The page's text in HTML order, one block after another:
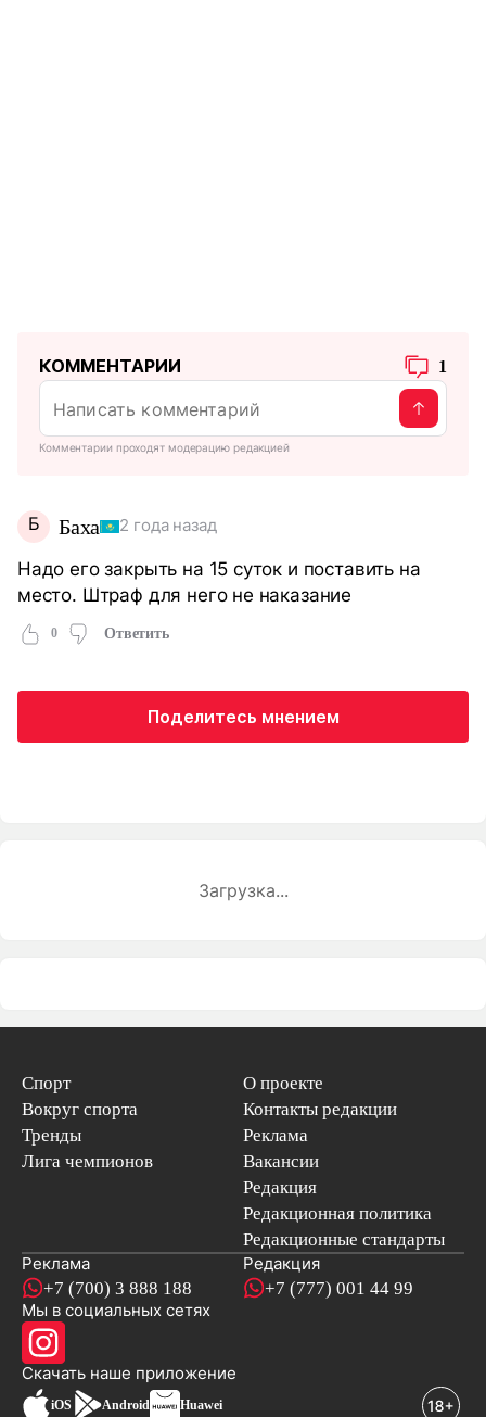
КОММЕНТАРИИ 1
Комментарии проходят модерацию редакцией
Б Баха 2 года назад
Надо его закрыть на 15 суток и поставить на
место. Штраф для него не наказание
0 Ответить
Поделитесь мнением
Загрузка...
Спорт
Вокруг спорта
Тренды
Лига чемпионов
О проекте
Контакты редакции
Реклама
Вакансии
Редакция
Редакционная политика
Редакционные стандарты
Реклама
+7 (700) 3 888 188
Редакция
+7 (777) 001 44 99
Мы в социальных сетях
Скачать наше приложениеновостей
iOS Android Huawei